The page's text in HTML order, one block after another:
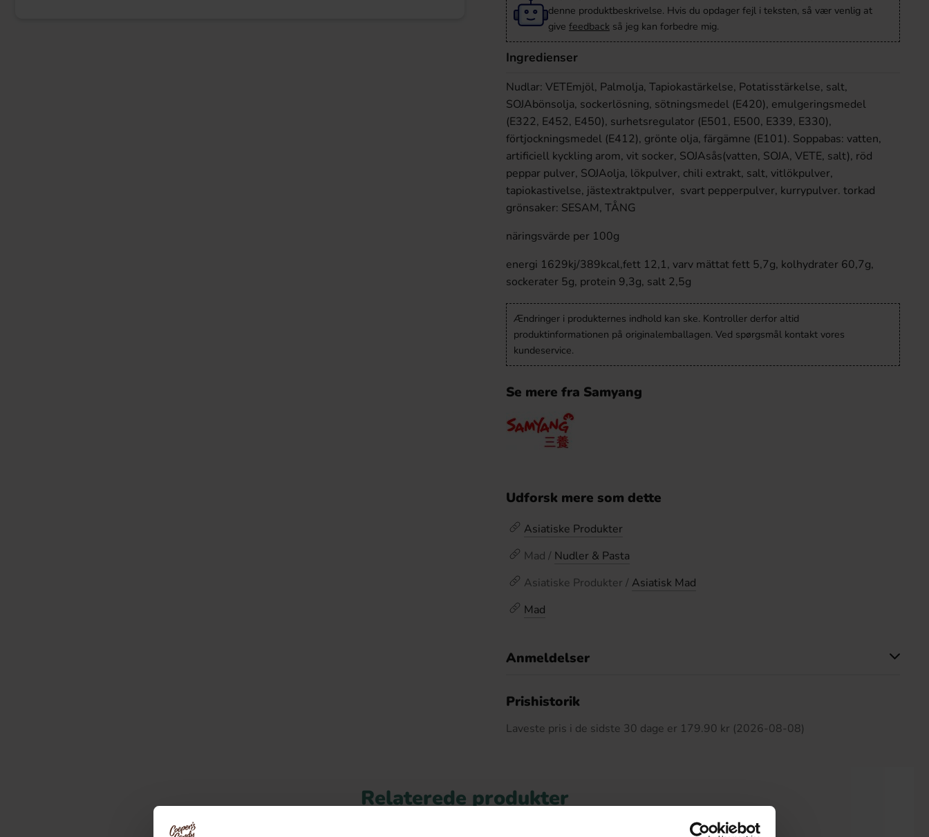
denne produktbeskrivelse. Hvis du opdager fejl i teksten, så vær venlig at
give feedback så jeg kan forbedre mig.
Ingredienser
Nudlar: VETEmjöl, Palmolja, Tapiokastärkelse, Potatisstärkelse, salt,
SOJAbönsolja, sockerlösning, sötningsmedel (E420), emulgeringsmedel
(E322, E452, E450), surhetsregulator (E501, E500, E339, E330),
förtjockningsmedel (E412), grönte olja, färgämne (E101). Soppabas: vatten,
artificiell kyckling arom, vit socker, SOJAsås(vatten, SOJA, VETE, salt), röd
peppar pulver, SOJAolja, lökpulver, chili extrakt, salt, vitlökpulver,
tapiokastivelse, jästextraktpulver, svart pepperpulver, kurrypulver. torkad
grönsaker: SESAM, TÅNG
näringsvärde per 100g
energi 1629kj/389kcal,fett 12,1, varv mättat fett 5,7g, kolhydrater 60,7g,
sockerater 5g, protein 9,3g, salt 2,5g
Ændringer i produkternes indhold kan ske. Kontroller derfor altid
produktinformationen på originalemballagen. Ved spørgsmål kontakt vores
kundeservice.
Se mere fra Samyang
Udforsk mere som dette
Asiatiske Produkter
Mad / Nudler & Pasta
Asiatiske Produkter / Asiatisk Mad
Mad
Anmeldelser
Prishistorik
Laveste pris i de sidste 30 dage er 179.90 kr (2026-08-08)
Relaterede produkter